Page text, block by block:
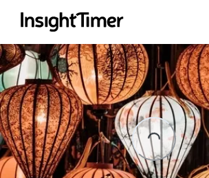
Loading...